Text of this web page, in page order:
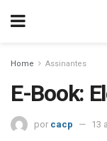
Home Assinantes
E-Book:
por cacp 13